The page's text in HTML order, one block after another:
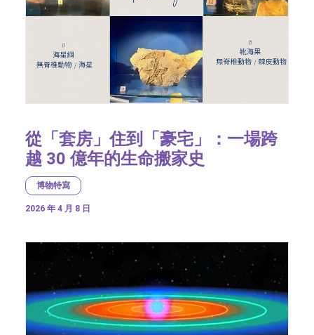
從「套房」住到「豪宅」：一場跨
越 30 億年的生命搬家史
博物特寫
2026 年 4 月 8 日